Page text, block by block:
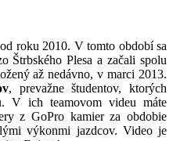
roku 2010. V tomto období sa
Štrbského Plesa a začali spolu
až nedávno, v marci 2013.
, prevažne študentov, ktorých
V ich teamovom videu máte
z GoPro kamier za obdobie
výkonmi jazdcov. Video je